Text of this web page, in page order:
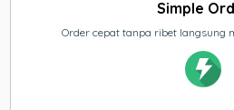
Simple
Order cepat tanpa ribet langsung